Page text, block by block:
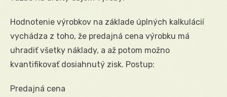
Hodnotenie výrobkov na základe úplných kalkulácií
vychádza z toho, že predajná cena výrobku má
uhradiť všetky náklady, a až potom možno
kvantifikovať dosiahnutý zisk. Postup:
Predajná cena